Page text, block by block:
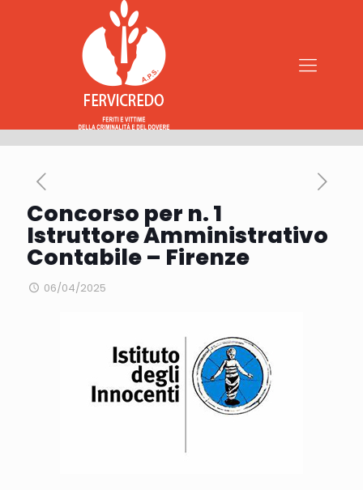
Concorso per n. 1
Istruttore Amministrativo
Contabile – Firenze
06/04/2025